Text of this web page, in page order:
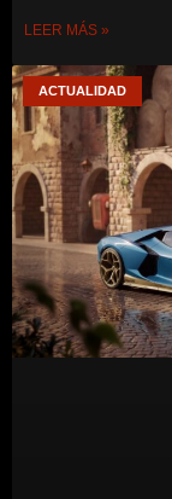
LEER MÁS »
ACTUALIDAD